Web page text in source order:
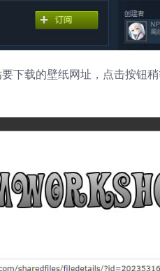
下载的壁纸网址，点击按钮